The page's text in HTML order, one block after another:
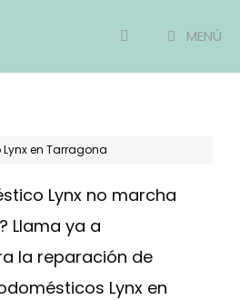
MENÚ
en Tarragona
Lynx no marcha
Llama ya a
la reparación de
Lynx en